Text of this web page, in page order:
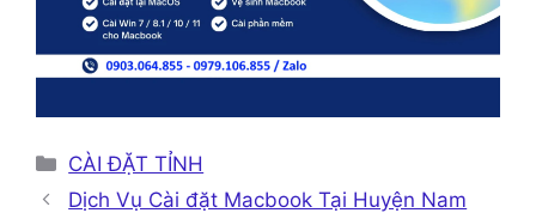
Danh
mục
CÀI ĐẶT TỈNH
Dịch Vụ Cài đặt Macbook Tại Huyện Nam